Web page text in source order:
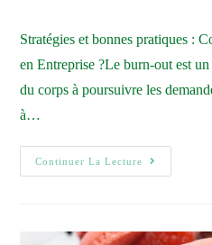
Stratégies et bonnes pratiques :
en Entreprise ?Le burn-out est
du corps à poursuivre les
à…
Continuer La Lecture